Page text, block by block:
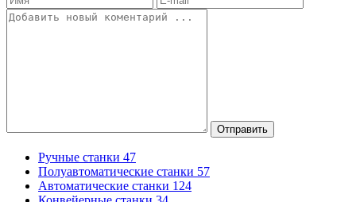
Отправить
Ручные станки 47
Полуавтоматические станки 57
Автоматические станки 124